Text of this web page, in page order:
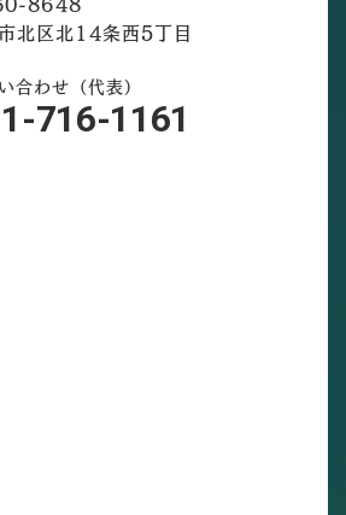
北区北14条西5丁目
合わせ（代表）
716-1161